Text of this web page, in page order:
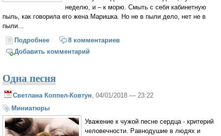
неделю, и – к морю. Смыть с себя кабинетную
пыль, как говорила его жена Маришка. Но не в пыли дело, нет не в
пыли…
Подробнее о Допрос8 комментариев
Добавить комментарий
Одна песня
Светлана Коппел-Ковтун , 04/01/2018 — 23:22
Миниатюры
Уважение к чужой песне сердца - критерий
человечности. Равнодушие в людях и